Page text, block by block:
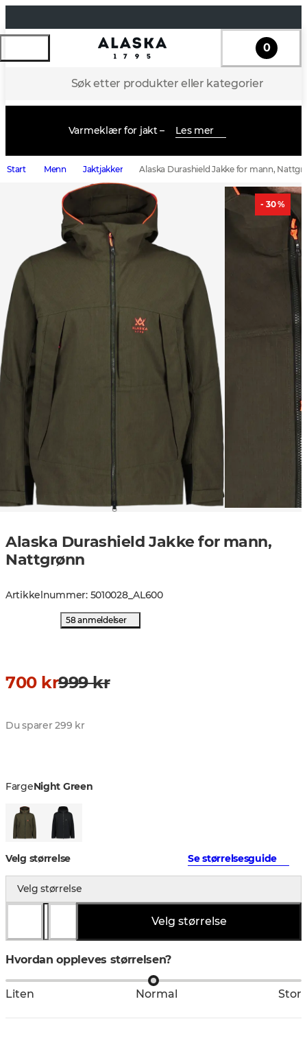
Søk etter produkter eller kategorier
0
Varmeklær for jakt – Les mer
Start Menn Jaktjakker Alaska Durashield Jakke for mann,
- 30 %
Alaska Durashield Jakke for mann,
Nattgrønn
Artikkelnummer: 5010028_AL600
58 anmeldelser
700 kr999 kr
Du sparer 299 kr
FargeNight Green
Velg størrelse Se størrelsesguide
Velg størrelse
Velg størrelse
Hvordan oppleves størrelsen?
Liten Normal Stor